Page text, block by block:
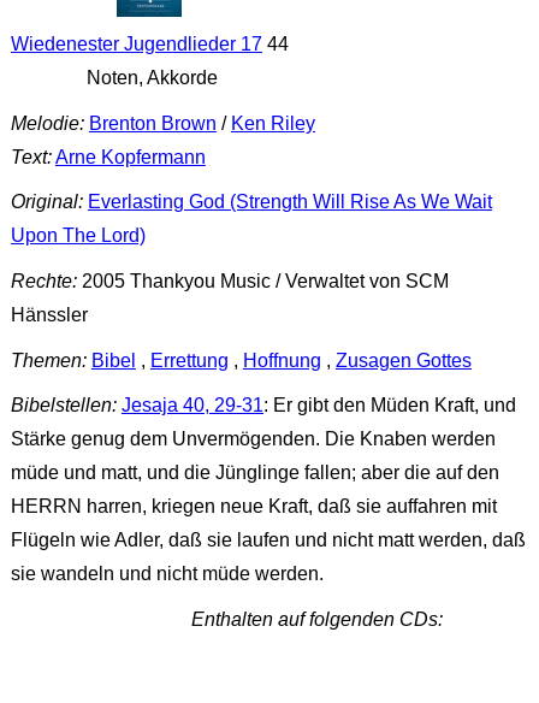
Wiedenester Jugendlieder 1744
Noten, Akkorde
Melodie: Brenton Brown / Ken Riley
Text:Arne Kopfermann
Original: Everlasting God (Strength Will Rise As We Wait
Upon The Lord)
Rechte:2005 Thankyou Music / Verwaltet von SCM
Hänssler
Themen: Bibel , Errettung , Hoffnung , Zusagen Gottes
Bibelstellen: Jesaja 40, 29-31: Er gibt den Müden Kraft, und
Stärke genug dem Unvermögenden. Die Knaben werden
müde und matt, und die Jünglinge fallen; aber die auf den
HERRN harren, kriegen neue Kraft, daß sie auffahren mit
Flügeln wie Adler, daß sie laufen und nicht matt werden, daß
sie wandeln und nicht müde werden.
Enthalten auf folgenden CDs: